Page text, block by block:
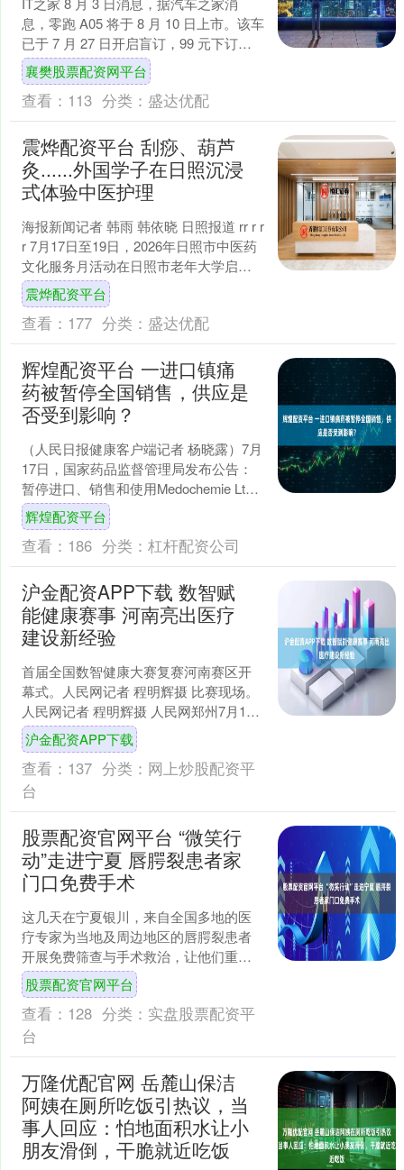
息，零跑 A05 将于 8 月 10 日上市。该车
已于 7 月 27 日开启盲订，99 元下订享
5000 专属能量积....
襄樊股票配资网平台
查看： 113 分类： 盛达优配
震烨配资平台 刮痧、葫芦
灸......外国学子在日照沉浸
式体验中医护理
海报新闻记者 韩雨 韩依晓 日照报道 rr r r
r 7月17日至19日，2026年日照市中医药
文化服务月活动在日照市老年大学启
动，活动设置近20个功能展区，....
震烨配资平台
查看： 177 分类： 盛达优配
辉煌配资平台 一进口镇痛
药被暂停全国销售，供应是
否受到影响？
（人民日报健康客户端记者 杨晓露）7月
17日，国家药品监督管理局发布公告：
暂停进口、销售和使用Medochemie Ltd.
盐酸曲马多胶囊，暂停发放该产品的进
口....
辉煌配资平台
查看： 186 分类： 杠杆配资公司
沪金配资APP下载 数智赋
能健康赛事 河南亮出医疗
建设新经验
首届全国数智健康大赛复赛河南赛区开
幕式。人民网记者 程明辉摄 比赛现场。
人民网记者 程明辉摄 人民网郑州7月19
日电 (记者程明辉)算力底座筑牢创新根
基，数智技....
沪金配资APP下载
查看： 137 分类： 网上炒股配资平
台
股票配资官网平台 “微笑行
动”走进宁夏 唇腭裂患者家
门口免费手术
这几天在宁夏银川，来自全国多地的医
疗专家为当地及周边地区的唇腭裂患者
开展免费筛查与手术救治，让他们重拾
自信和笑容。 rr 在宁夏回族自治区人民
医院的手术室里，来....
股票配资官网平台
查看： 128 分类： 实盘股票配资平
台
万隆优配官网 岳麓山保洁
阿姨在厕所吃饭引热议，当
事人回应：怕地面积水让小
朋友滑倒，干脆就近吃饭